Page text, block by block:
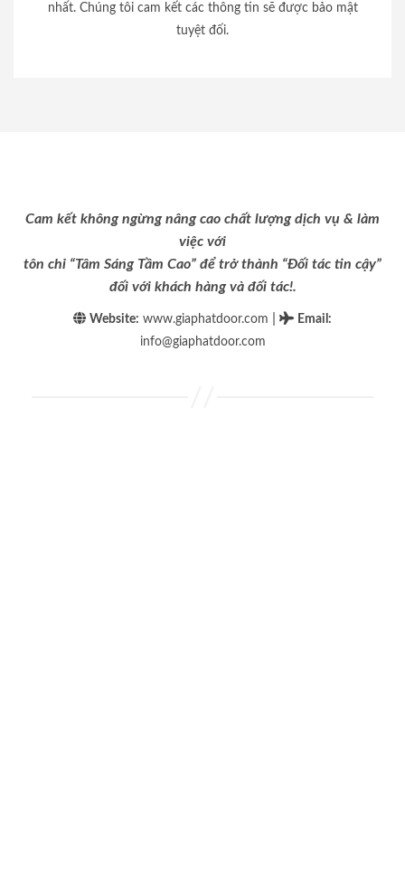
nhất. Chúng tôi cam kết các thông tin sẽ được bảo mật
tuyệt đối.
Cam kết không ngừng nâng cao chất lượng dịch vụ & làm
việc với
tôn chỉ “Tâm Sáng Tầm Cao” để trở thành “Đối tác tin cậy”
đối với khách hàng và đối tác!.
Website: www.giaphatdoor.com Email :
info@giaphatdoor.com